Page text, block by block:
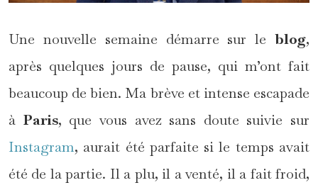
Une nouvelle semaine démarre sur le blog,
après quelques jours de pause, qui m’ont fait
beaucoup de bien. Ma brève et intense escapade
à Paris, que vous avez sans doute suivie sur
Instagram, aurait été parfaite si le temps avait
été de la partie. Il a plu, il a venté, il a fait froid,